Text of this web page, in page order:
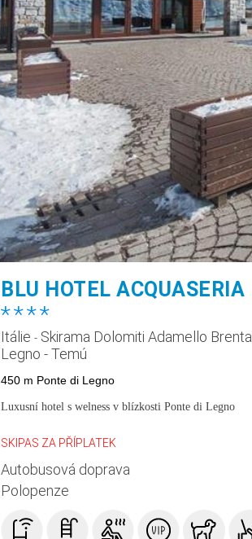
BLU HOTEL ACQUASERIA
****
Itálie - Skirama Dolomiti Adamello Brenta
Legno - Temú
450 m Ponte di Legno
Luxusní hotel s welness v blízkosti Ponte di Legno
SKIPAS ZA PŘÍPLATEK
Autobusová doprava
Polopenze